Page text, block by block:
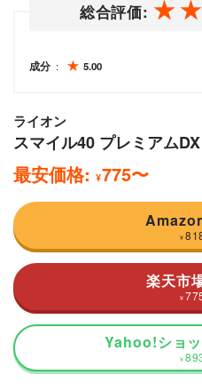
総合評価:
成分 5.00
ライオン
スマイル40 プレミアムDX
最安価格: ¥775〜
¥
楽天市
¥
Yahoo!ショ
¥